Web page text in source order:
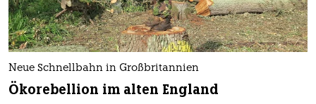
Neue Schnellbahn in Großbritannien
Ökorebellion im alten England